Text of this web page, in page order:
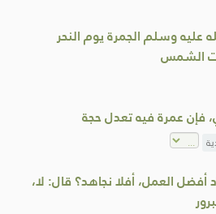
وسلم الجمرة يوم النحر
‌الشمس
فإن عمرة فيه تعدل حجة
أفضل العمل، أفلا نجاهد؟ قال: لا،